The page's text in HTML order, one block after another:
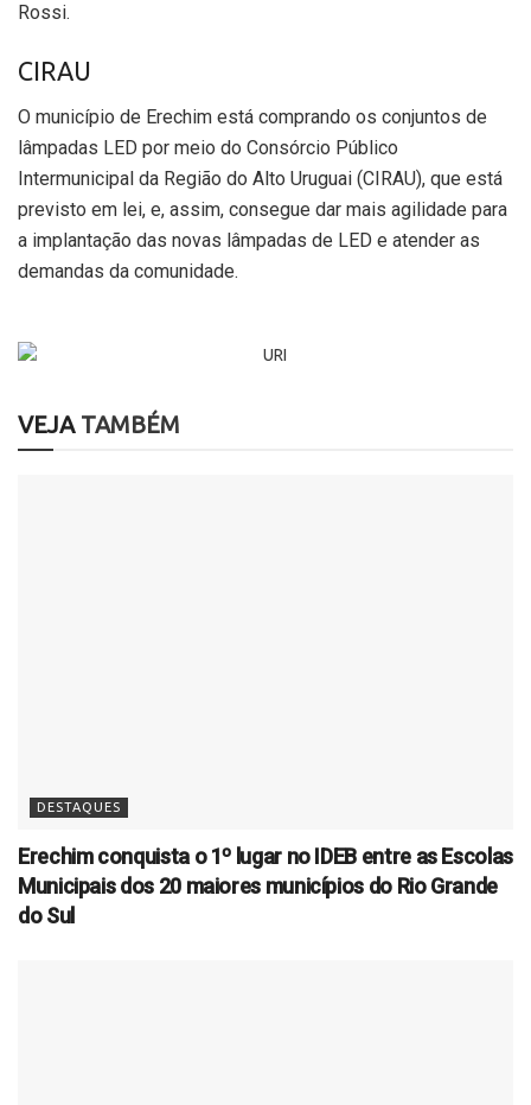
Rossi.
CIRAU
O município de Erechim está comprando os conjuntos de
lâmpadas LED por meio do Consórcio Público
Intermunicipal da Região do Alto Uruguai (CIRAU), que está
previsto em lei, e, assim, consegue dar mais agilidade para
a implantação das novas lâmpadas de LED e atender as
demandas da comunidade.
VEJATAMBÉM
DESTAQUES
Erechim conquista o 1º lugar no IDEB entre as Escolas
Municipais dos 20 maiores municípios do Rio Grande
do Sul